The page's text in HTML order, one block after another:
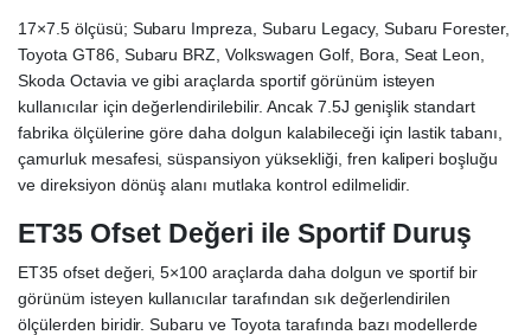
17×7.5 ölçüsü; Subaru Impreza, Subaru Legacy, Subaru Forester,
Toyota GT86, Subaru BRZ, Volkswagen Golf, Bora, Seat Leon,
Skoda Octavia ve gibi araçlarda sportif görünüm isteyen
kullanıcılar için değerlendirilebilir. Ancak 7.5J genişlik standart
fabrika ölçülerine göre daha dolgun kalabileceği için lastik tabanı,
çamurluk mesafesi, süspansiyon yüksekliği, fren kaliperi boşluğu
ve direksiyon dönüş alanı mutlaka kontrol edilmelidir.
ET35 Ofset Değeri ile Sportif Duruş
ET35 ofset değeri, 5×100 araçlarda daha dolgun ve sportif bir
görünüm isteyen kullanıcılar tarafından sık değerlendirilen
ölçülerden biridir. Subaru ve Toyota tarafında bazı modellerde